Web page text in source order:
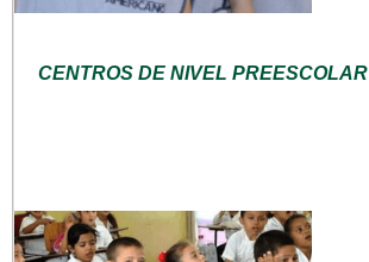
CENTROS DE NIVEL PREESCOLAR